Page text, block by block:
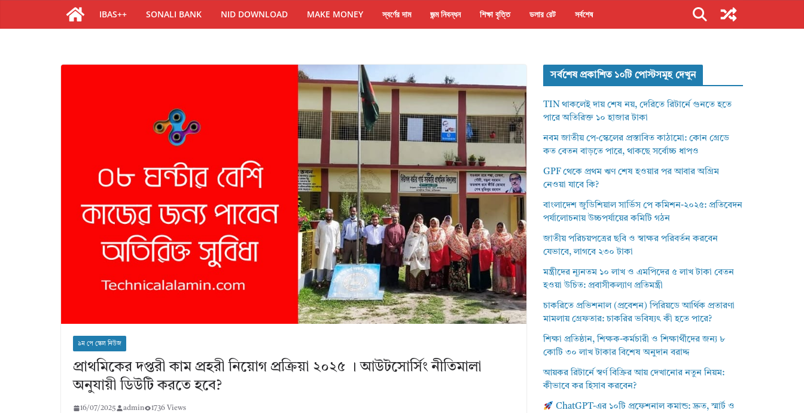
IBAS++ SONALI BANK NID DOWNLOAD MAKE MONEY স্বর্ণের দাম জন্ম নিবন্ধন শিক্ষা বৃত্তি ডলার রেট সর্বশেষ
৯ম পে স্কেল নিউজ
প্রাথমিকের দপ্তরী কাম প্রহরী নিয়োগ প্রক্রিয়া ২০২৫ । আউটসোর্সিং নীতিমালা
অনুযায়ী ডিউটি করতে হবে?
16/07/2025 admin 1736 Views
সর্বশেষ প্রকাশিত ১০টি পোস্টসমূহ দেখুন
TIN থাকলেই দায় শেষ নয়, দেরিতে রিটার্নে গুনতে হতে
পারে অতিরিক্ত ১০ হাজার টাকা
নবম জাতীয় পে-স্কেলের প্রস্তাবিত কাঠামো: কোন গ্রেডে
কত বেতন বাড়তে পারে, থাকছে সর্বোচ্চ ধাপও
GPF থেকে প্রথম ঋণ শেষ হওয়ার পর আবার অগ্রিম
নেওয়া যাবে কি?
বাংলাদেশ জুডিশিয়াল সার্ভিস পে কমিশন-২০২৫: প্রতিবেদন
পর্যালোচনায় উচ্চপর্যায়ের কমিটি গঠন
জাতীয় পরিচয়পত্রের ছবি ও স্বাক্ষর পরিবর্তন করবেন
যেভাবে, লাগবে ২৩০ টাকা
মন্ত্রীদের ন্যূনতম ১০ লাখ ও এমপিদের ৫ লাখ টাকা বেতন
হওয়া উচিত: প্রবাসীকল্যাণ প্রতিমন্ত্রী
চাকরিতে প্রভিশনাল (প্রবেশন) পিরিয়ডে আর্থিক প্রতারণা
মামলায় গ্রেফতার: চাকরির ভবিষ্যৎ কী হতে পারে?
শিক্ষা প্রতিষ্ঠান, শিক্ষক-কর্মচারী ও শিক্ষার্থীদের জন্য ৮
কোটি ৩০ লাখ টাকার বিশেষ অনুদান বরাদ্দ
আয়কর রিটার্নে স্বর্ণ বিক্রির আয় দেখানোর নতুন নিয়ম:
কীভাবে কর হিসাব করবেন?
ChatGPT-এর ১০টি প্রফেশনাল কমান্ড: দ্রুত, স্মার্ট ও